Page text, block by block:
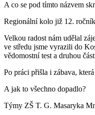
A co se pod tímto názvem
Regionální kolo již 12.
Velkou radost nám udělal
ve středu jsme vyrazili do
vědomostní test a druhou
Po práci přišla i zábava,
A jak to všechno dopadlo?
Týmy ZŠ T. G. Masaryka